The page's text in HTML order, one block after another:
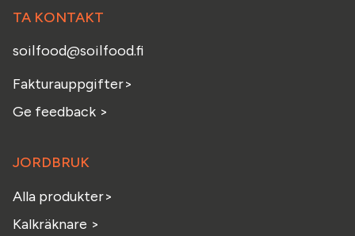
TA KONTAKT
soilfood@soilfood.fi
Fakturauppgifter>
Ge feedback >
JORDBRUK
Alla produkter>
Kalkräknare >